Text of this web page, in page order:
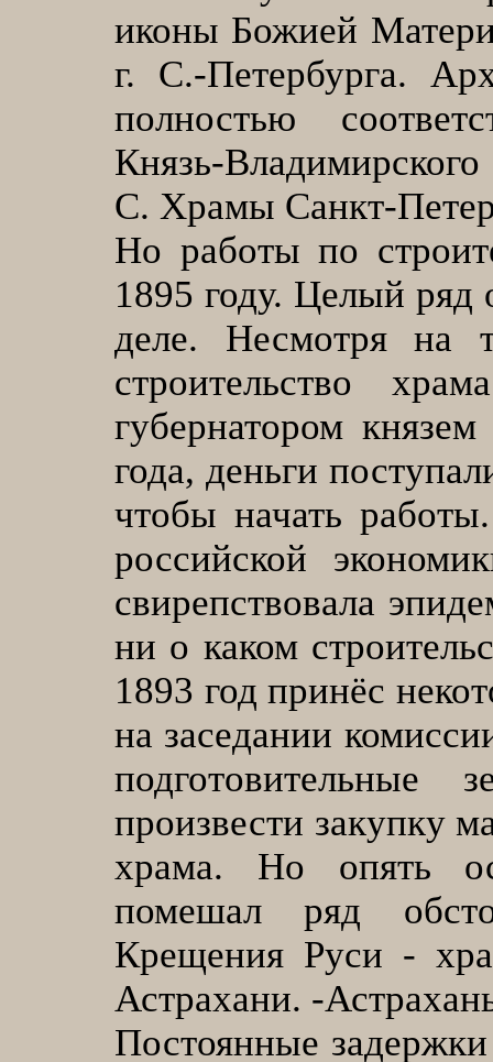
иконы Божией
г. С.-Петербурга.
полностью
Князь-
С. Храмы Санкт-
Но работы по
1895 году. Целый ряд
деле. Несмотря на
строительство
губернатором
года, деньги
чтобы начать
российской
свирепствовала
ни о каком
1893 год принёс
на заседании
произвести закупку
храма. Но опять
помешал ряд
Крещения Руси -
Астрахани. -
Постоянные